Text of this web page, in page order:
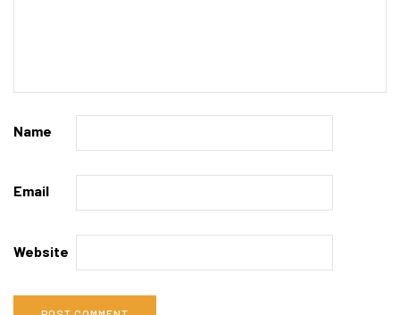
Name
Email
Website